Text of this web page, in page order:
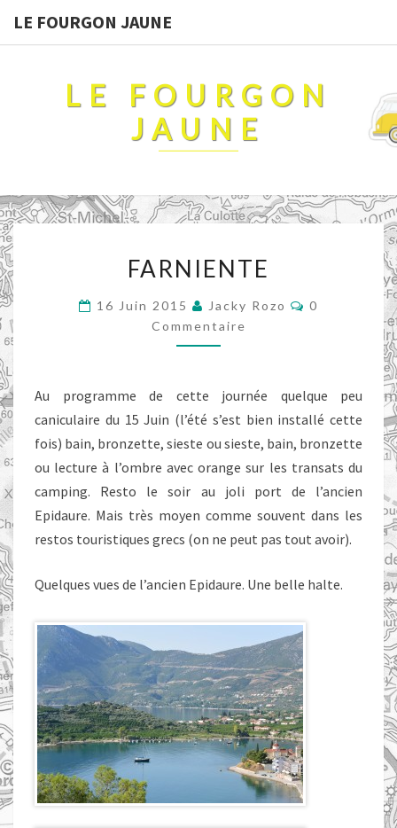
LE FOURGON JAUNE
LE FOURGON
JAUNE
FARNIENTE
16 Juin 2015 Jacky Rozo
0
Commentaire
Au programme de cette journée quelque peu
caniculaire du 15 Juin (l’été s’est bien installé cette
fois) bain, bronzette, sieste ou sieste, bain, bronzette
ou lecture à l’ombre avec orange sur les transats du
camping. Resto le soir au joli port de l’ancien
Epidaure. Mais très moyen comme souvent dans les
restos touristiques grecs (on ne peut pas tout avoir).
Quelques vues de l’ancien Epidaure. Une belle halte.